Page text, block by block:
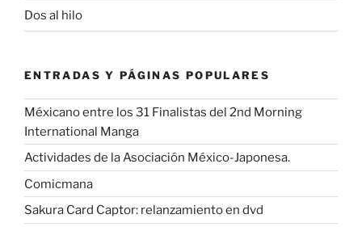
Dos al hilo
ENTRADAS Y PÁGINAS POPULARES
Méxicano entre los 31 Finalistas del 2nd Morning
International Manga
Actividades de la Asociación México-Japonesa.
Comicmana
Sakura Card Captor: relanzamiento en dvd